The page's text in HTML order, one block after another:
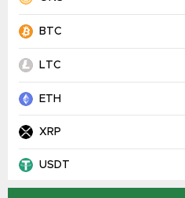
BTC
LTC
ETH
XRP
USDT